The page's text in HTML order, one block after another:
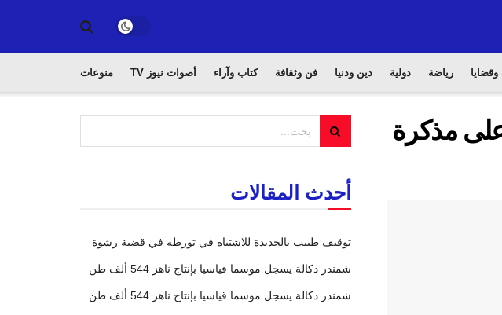
رياضة دولية دين ودنيا فن وثقافة كتاب وآراء أصوات نيوز TV منوعات
مذكرة
أحدث المقالات
توقيف طبيب بالجديدة للاشتباه في تورطه في قضية رشوة
شمندر دكالة يسجل موسما قياسيا بإنتاج ناهز 544 ألف طن
شمندر دكالة يسجل موسما قياسيا بإنتاج ناهز 544 ألف طن